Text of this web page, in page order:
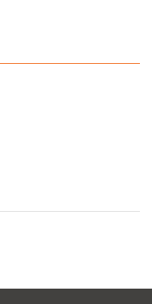
sur Twitter
par email